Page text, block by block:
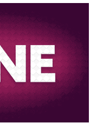
poszła do szkoły
udostępniło
epidemiologiczną
regularnie
Najnowsze
Duża
zdalnej już od